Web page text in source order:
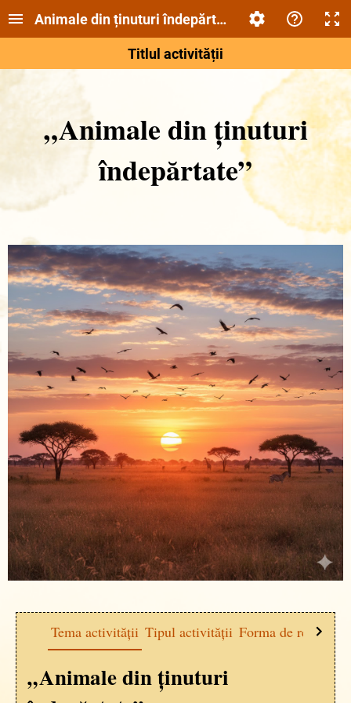
Animale din ținuturi îndepărtate - joc didactic
Titlul activității
„Animale din ținuturi
îndepărtate”
Tema activității Tipul activității Forma de realizare
„Animale din ținuturi